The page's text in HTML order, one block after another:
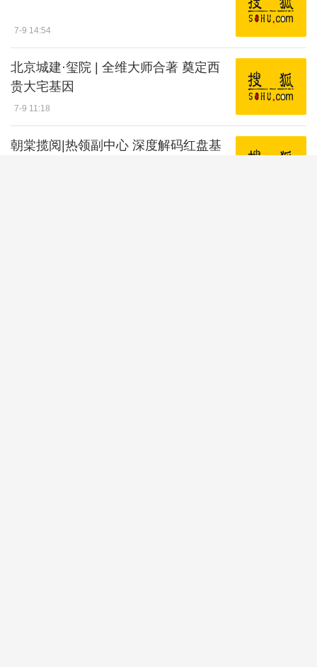
7-9 14:54
北京城建·玺院 | 全维大师合著 奠定西
贵大宅基因
7-9 11:18
朝棠揽阅|热领副中心 深度解码红盘基